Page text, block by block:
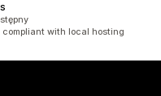
compliant with local hosting